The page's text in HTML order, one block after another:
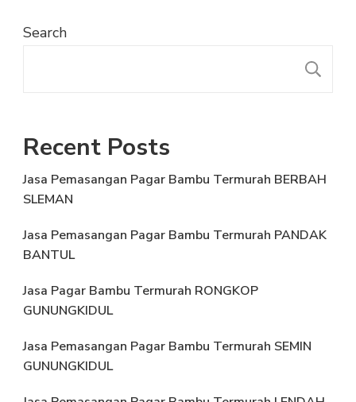
Search
Recent Posts
Jasa Pemasangan Pagar Bambu Termurah BERBAH
SLEMAN
Jasa Pemasangan Pagar Bambu Termurah PANDAK
BANTUL
Jasa Pagar Bambu Termurah RONGKOP
GUNUNGKIDUL
Jasa Pemasangan Pagar Bambu Termurah SEMIN
GUNUNGKIDUL